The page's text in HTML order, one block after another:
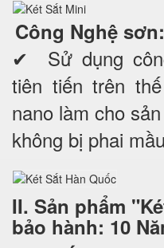
Công Nghệ sơn:
✔ Sử dụng
tiên tiến trên
nano làm cho
không bị phai
II. Sản phẩm
bảo hành: 10